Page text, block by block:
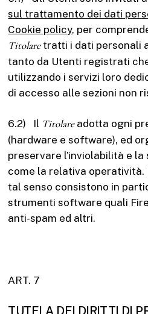
sul trattamento dei dati
Cookie policy, per
Titolaretratti i dati personali
tanto da Utenti registrati
utilizzando i servizi loro
di accesso alle sezioni non
6.2) Il Titolare adotta ogni
(hardware e software), ed
preservare l’inviolabilità e
come la relativa operatività.
tal senso consistono in
strumenti software quali
anti-spam ed altri.
ART. 7
TUTELA DEI DIRITTI DI